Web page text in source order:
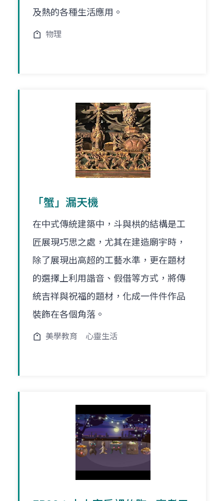
及熱的各種生活應用。
物理
「蟹」漏天機
在中式傳統建築中，斗與栱的結構是工
匠展現巧思之處，尤其在建造廟宇時，
除了展現出高超的工藝水準，更在題材
的選擇上利用諧音、假借等方式，將傳
統吉祥與祝福的題材，化成一件件作品
裝飾在各個角落。
美學教育 心靈生活